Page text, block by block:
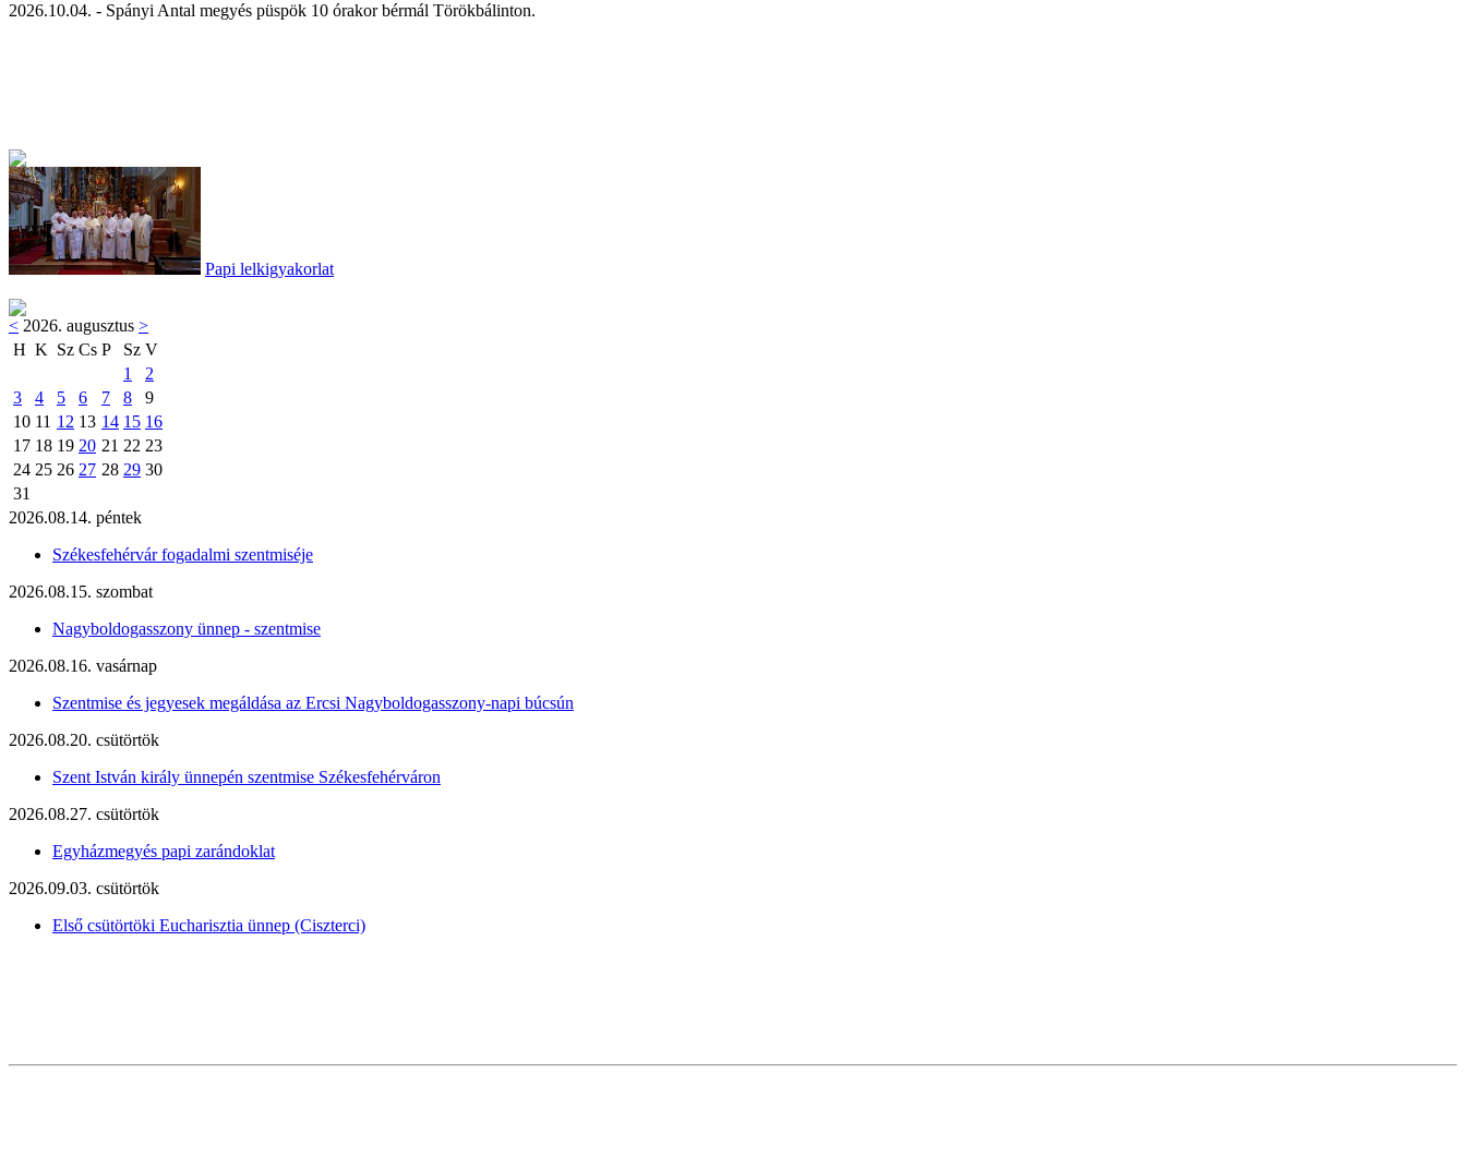
2026.10.04. - Spányi Antal megyés püspök 10 órakor bérmál Törökbálinton.
Papi lelkigyakorlat
< 2026. augusztus >
H K Sz Cs P Sz V
1
2
3
4 5 6 7 8
9
10 11 12 13 14 15 16
17 18 19 20 21 22 23
24 25 26 27 28 29 30
31
2026.08.14. péntek
Székesfehérvár fogadalmi szentmiséje
2026.08.15. szombat
Nagyboldogasszony ünnep - szentmise
2026.08.16. vasárnap
Szentmise és jegyesek megáldása az Ercsi Nagyboldogasszony-napi búcsún
2026.08.20. csütörtök
Szent István király ünnepén szentmise Székesfehérváron
2026.08.27. csütörtök
Egyházmegyés papi zarándoklat
2026.09.03. csütörtök
Első csütörtöki Eucharisztia ünnep (Ciszterci)